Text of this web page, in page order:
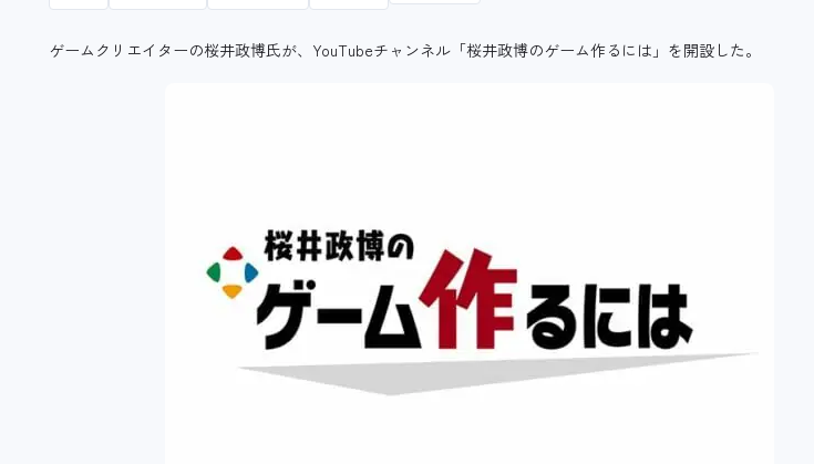
ゲームクリエイターの桜井政博氏が、YouTubeチャンネル「桜井政博のゲーム作るには」を開設した。